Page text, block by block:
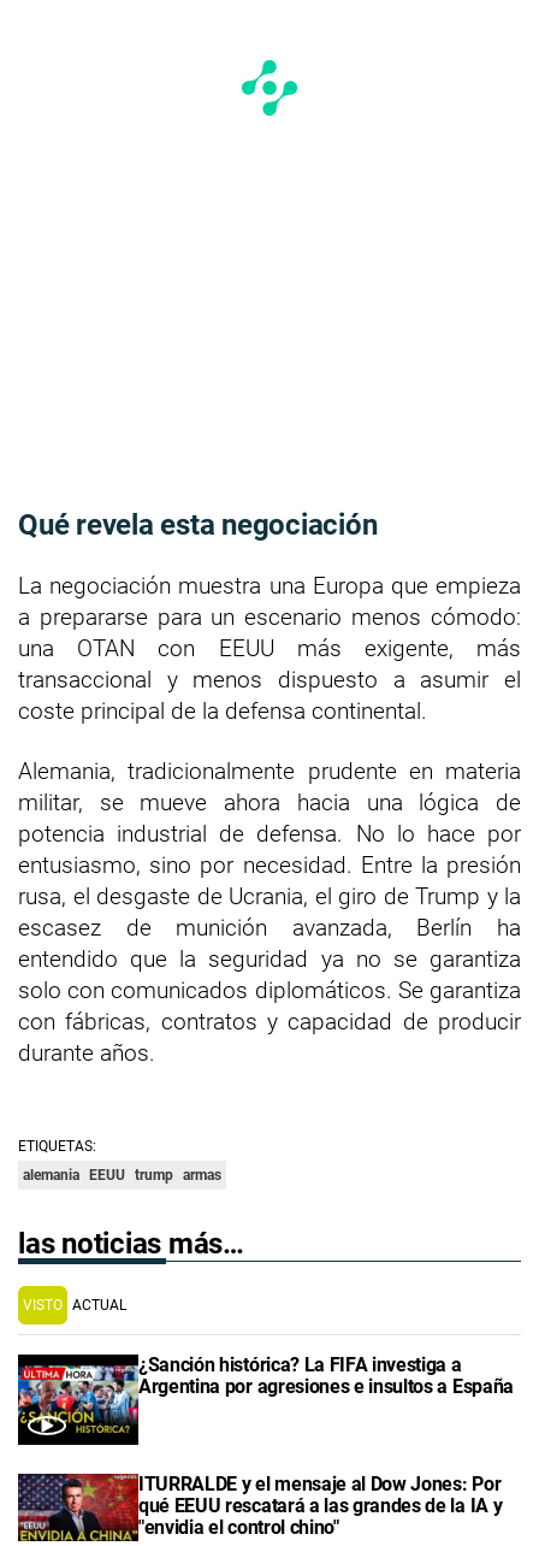
Qué revela esta negociación
La negociación muestra una Europa que empieza
a prepararse para un escenario menos cómodo:
una OTAN con EEUU más exigente, más
transaccional y menos dispuesto a asumir el
coste principal de la defensa continental.
Alemania, tradicionalmente prudente en materia
militar, se mueve ahora hacia una lógica de
potencia industrial de defensa. No lo hace por
entusiasmo, sino por necesidad. Entre la presión
rusa, el desgaste de Ucrania, el giro de Trump y la
escasez de munición avanzada, Berlín ha
entendido que la seguridad ya no se garantiza
solo con comunicados diplomáticos. Se garantiza
con fábricas, contratos y capacidad de producir
durante años.
ETIQUETAS:
alemania EEUU trump armas
las noticias más…
VISTO ACTUAL
¿Sanción histórica? La FIFA investiga a
Argentina por agresiones e insultos a España
ITURRALDE y el mensaje al Dow Jones: Por
qué EEUU rescatará a las grandes de la IA y
"envidia el control chino"